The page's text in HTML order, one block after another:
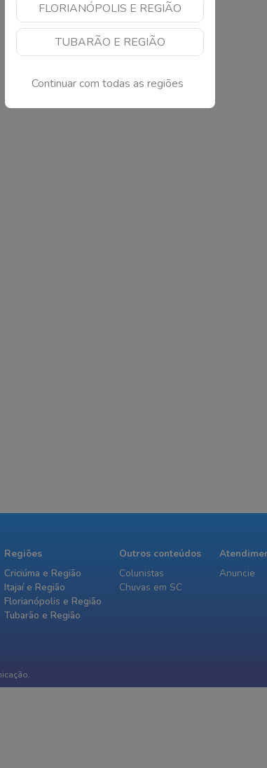
FLORIANÓPOLIS E REGIÃO
TUBARÃO E REGIÃO
Continuar com todas as regiões
Regiões
Criciúma e Região
Itajaí e Região
Florianópolis e Região
Tubarão e Região
Outros conteúdos
Colunistas
Chuvas em SC
Anuncie